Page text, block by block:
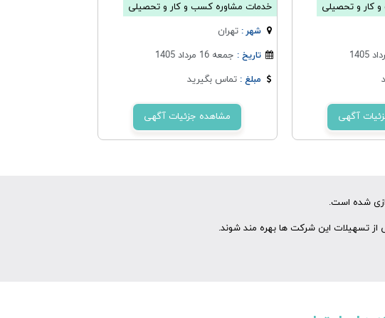
کار و تحصیلی
آگهی
خدمات مشاوره کسب و کار و تحصیلی
شهر : تهران
تاریخ : جمعه 16 مرداد 1405
مبلغ : تماس بگیرید
مشاهده جزئیات آگهی
شده است.
تسهیلات این شرکت ها بهره مند شوند.